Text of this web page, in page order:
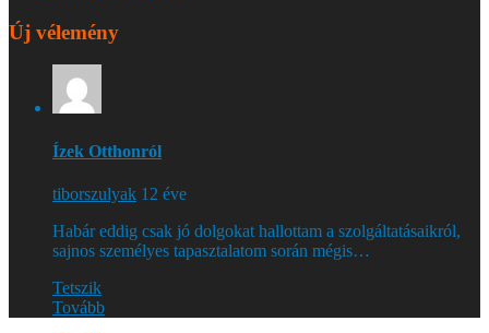
Új vélemény
Ízek Otthonról
tiborszulyak 12 éve
Habár eddig csak jó dolgokat hallottam a szolgáltatásaikról,
sajnos személyes tapasztalatom során mégis…
Tetszik
Tovább